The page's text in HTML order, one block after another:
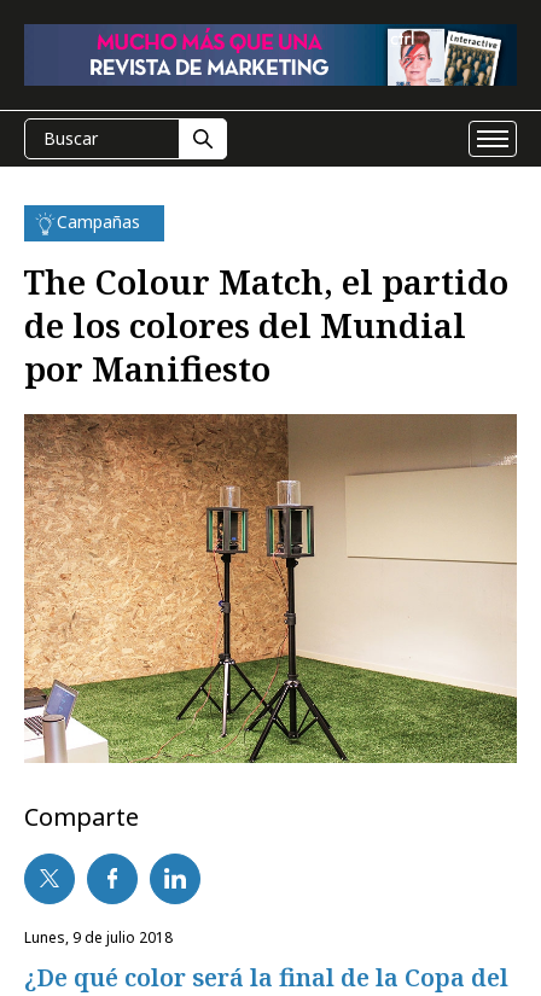
Campañas
The Colour Match, el partido
de los colores del Mundial
por Manifiesto
Comparte
lunes, 9 de julio 2018
¿De qué color será la final de la Copa del